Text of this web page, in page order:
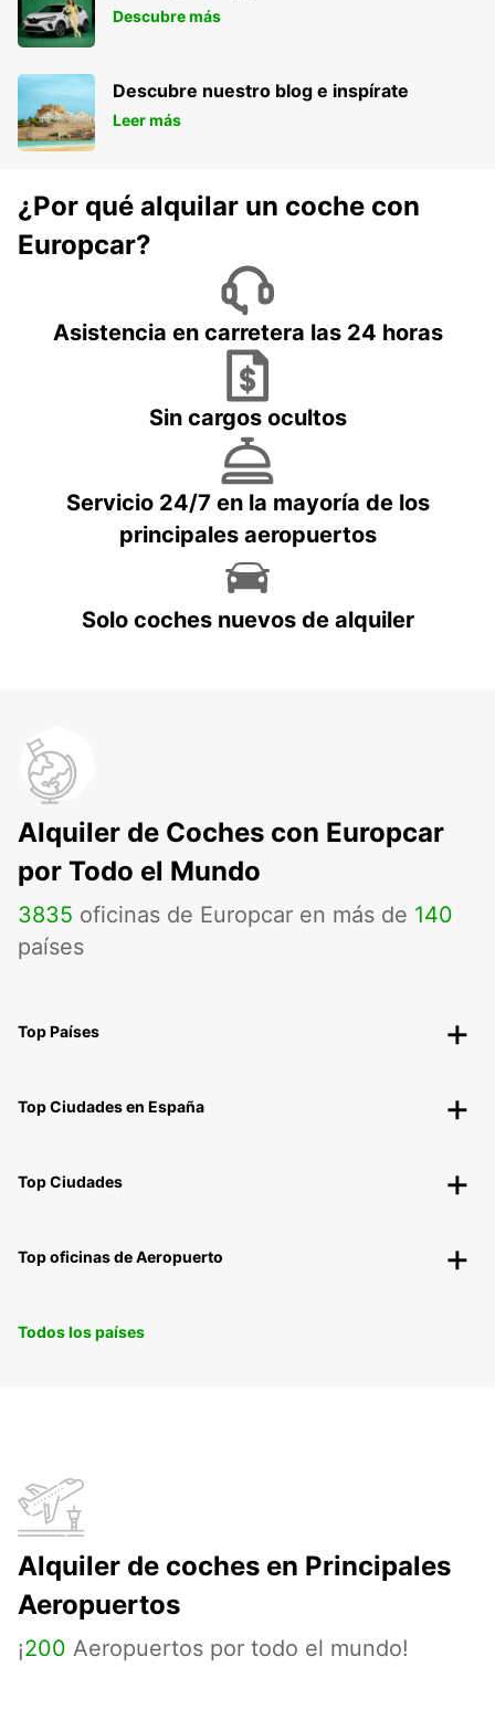
Descubre más
Descubre nuestro blog e inspírate
Leer más
¿Por qué alquilar un coche con
Europcar?
Asistencia en carretera las 24 horas
Sin cargos ocultos
Servicio 24/7 en la mayoría de los
principales aeropuertos
Solo coches nuevos de alquiler
Alquiler de Coches con Europcar
por Todo el Mundo
3835 oficinas de Europcar en más de 140
países
Top Países
Top Ciudades en España
Top Ciudades
Top oficinas de Aeropuerto
Todos los países
Alquiler de coches en Principales
Aeropuertos
¡200 Aeropuertos por todo el mundo!